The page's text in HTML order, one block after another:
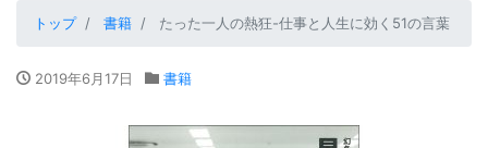
トップ 書籍 たった一人の熱狂-仕事と人生に効く51の言葉
2019年6月17日 書籍